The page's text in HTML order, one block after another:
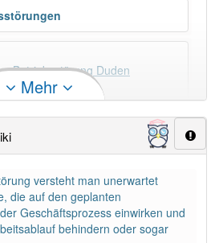
Betriebsstörung Duden
×
" enden, haben fast immer
Beispiele
Mehr
versteht man unerwartet
die auf den geplanten
Geschäftsprozess einwirken und
behindern oder sogar